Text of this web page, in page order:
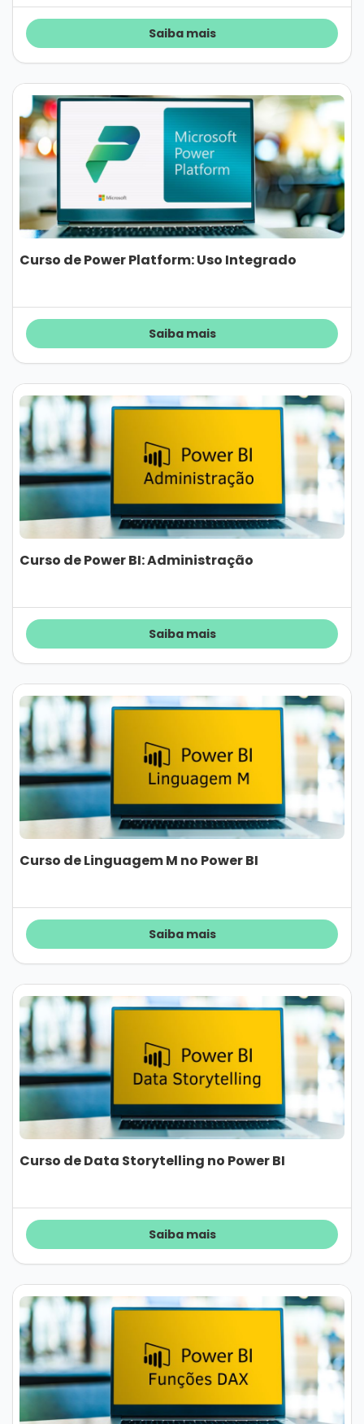
Saiba mais
Curso de Power Platform: Uso Integrado
Saiba mais
Curso de Power BI: Administração
Saiba mais
Curso de Linguagem M no Power BI
Saiba mais
Curso de Data Storytelling no Power BI
Saiba mais